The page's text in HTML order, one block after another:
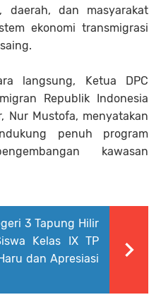
daerah, dan masyarakat
ekonomi transmigrasi
langsung, Ketua DPC
Republik Indonesia
Nur Mustofa, menyatakan
penuh program
kawasan
3 Tapung Hilir
Kelas IX TP
dan Apresiasi